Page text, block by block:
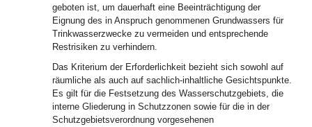
geboten ist, um dauerhaft eine Beeinträchtigung der
Eignung des in Anspruch genommenen Grundwassers für
Trinkwasserzwecke zu vermeiden und entsprechende
Restrisiken zu verhindern.
Das Kriterium der Erforderlichkeit bezieht sich sowohl auf
räumliche als auch auf sachlich-inhaltliche Gesichtspunkte.
Es gilt für die Festsetzung des Wasserschutzgebiets, die
interne Gliederung in Schutzzonen sowie für die in der
Schutzgebietsverordnung vorgesehenen